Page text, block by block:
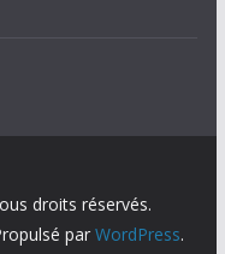
droits réservés.
par WordPress.